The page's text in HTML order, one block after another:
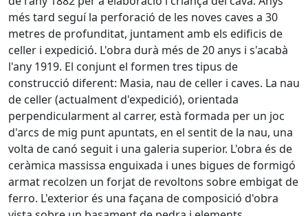
més tard seguí la perforació de les noves caves a 30
metres de profunditat, juntament amb els edificis de
celler i expedició. L'obra durà més de 20 anys i s'acabà
l'any 1919. El conjunt el formen tres tipus de
construcció diferent: Masia, nau de celler i caves. La nau
de celler (actualment d'expedició), orientada
perpendicularment al carrer, està formada per un joc
d'arcs de mig punt apuntats, en el sentit de la nau, una
volta de canó seguit i una galeria superior. L'obra és de
ceràmica massissa enguixada i unes bigues de formigó
armat recolzen un forjat de revoltons sobre embigat de
ferro. L'exterior és una façana de composició d'obra